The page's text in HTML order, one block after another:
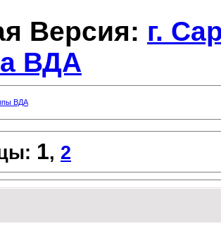
Версия: г.
ВДА
ВДА
1, 2